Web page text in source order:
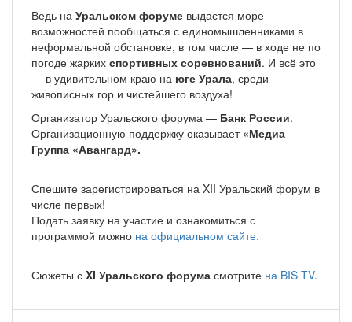
Ведь на Уральском форуме выдастся море
возможностей пообщаться с единомышленниками в
неформальной обстановке, в том числе — в ходе не по
погоде жарких спортивных соревнований. И всё это
— в удивительном краю на юге Урала, среди
живописных гор и чистейшего воздуха!
Организатор Уральского форума — Банк России.
Организационную поддержку оказывает«Медиа
Группа «Авангард».
Спешите зарегистрироваться на XII Уральский форум в
числе первых!
Подать заявку на участие и ознакомиться с
программой можно на официальном сайте.
Сюжеты с XI Уральского форума смотрите на BIS TV.